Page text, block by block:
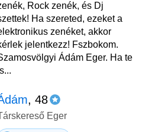
Rock zenék, és Dj
Ha szereted, ezeket a
zenéket, akkor
jelentkezz! Fszbokom.
Ádám Eger. Ha te
, 48
Eger